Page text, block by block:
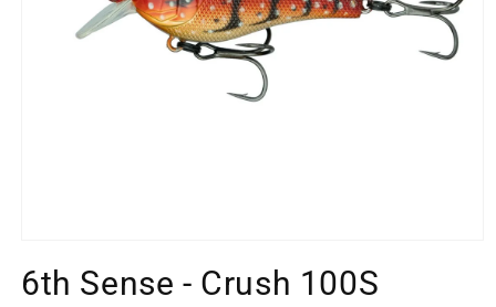
multimedia
1
6th Sense - Crush 100S